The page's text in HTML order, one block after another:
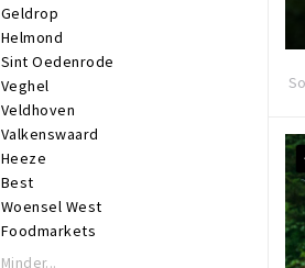
Dinsdag
Woensdag
Donderdag
Vrijdag
Zaterdag
Zondag
Geldrop
Helmond
Sint Oedenrode
Veghel
Veldhoven
Valkenswaard
Heeze
Best
Woensel West
Foodmarkets
Minder...